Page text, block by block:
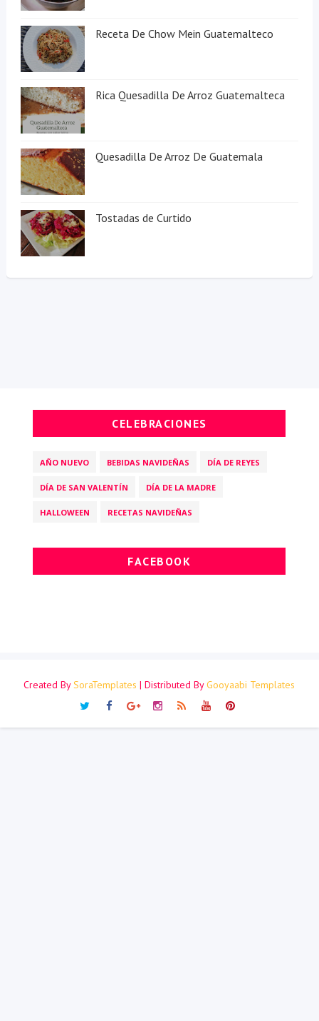
Receta De Chow Mein Guatemalteco
Rica Quesadilla De Arroz Guatemalteca
Quesadilla De Arroz De Guatemala
Tostadas de Curtido
CELEBRACIONES
AÑO NUEVO BEBIDAS NAVIDEÑAS DÍA DE REYES
DÍA DE SAN VALENTÍN DÍA DE LA MADRE
HALLOWEEN RECETAS NAVIDEÑAS
FACEBOOK
Created BySoraTemplates | Distributed ByGooyaabi Templates